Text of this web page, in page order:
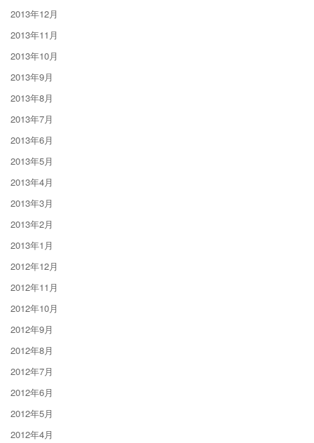
2013年12月
2013年11月
2013年10月
2013年9月
2013年8月
2013年7月
2013年6月
2013年5月
2013年4月
2013年3月
2013年2月
2013年1月
2012年12月
2012年11月
2012年10月
2012年9月
2012年8月
2012年7月
2012年6月
2012年5月
2012年4月